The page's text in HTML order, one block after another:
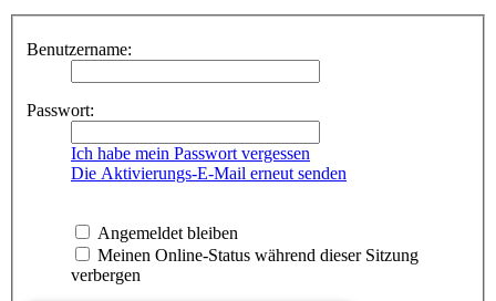
Benutzername:
Passwort:
Ich habe mein Passwort vergessen
Die Aktivierungs-E-Mail erneut senden
Angemeldet bleiben
Meinen Online-Status während dieser Sitzung
verbergen